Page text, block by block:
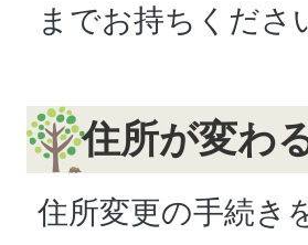
までお持ちくださ
住所が変わ
住所変更の手続き